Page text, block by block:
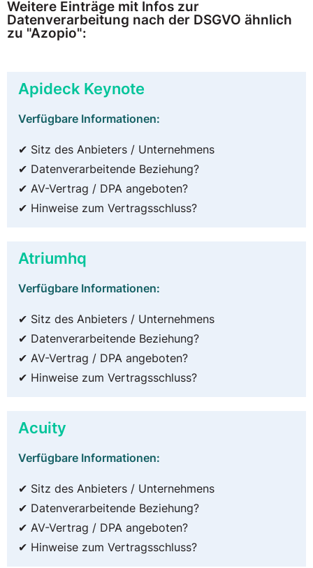
Weitere Einträge mit Infos zur
Datenverarbeitung nach der DSGVO ähnlich
zu "Azopio":
Apideck Keynote
Verfügbare Informationen:
✔ Sitz des Anbieters / Unternehmens
✔ Datenverarbeitende Beziehung?
✔ AV-Vertrag / DPA angeboten?
✔ Hinweise zum Vertragsschluss?
Atriumhq
Verfügbare Informationen:
✔ Sitz des Anbieters / Unternehmens
✔ Datenverarbeitende Beziehung?
✔ AV-Vertrag / DPA angeboten?
✔ Hinweise zum Vertragsschluss?
Acuity
Verfügbare Informationen:
✔ Sitz des Anbieters / Unternehmens
✔ Datenverarbeitende Beziehung?
✔ AV-Vertrag / DPA angeboten?
✔ Hinweise zum Vertragsschluss?